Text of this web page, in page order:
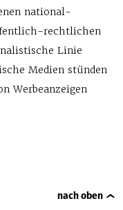
national-
rechtlichen
Linie
Medien stünden
Werbeanzeigen
nach oben